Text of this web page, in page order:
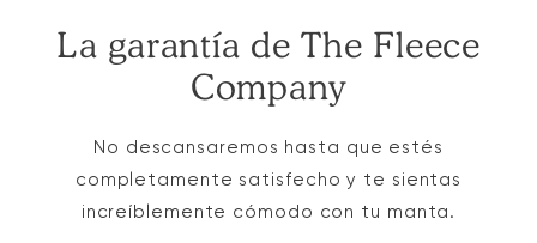
La garantía de The Fleece
Company
No descansaremos hasta que estés
completamente satisfecho y te sientas
increíblemente cómodo con tu manta.